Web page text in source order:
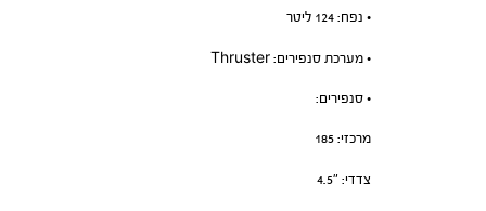
• נפח: 124 ליטר
• מערכת סנפירים: Thruster
• סנפירים:
מרכזי: 185
צדדי: ״4.5